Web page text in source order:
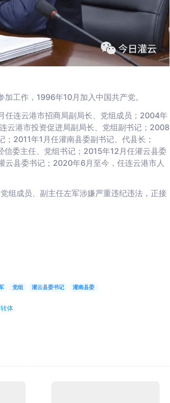
工作，1996年10月加入中国共产党。
任连云港市招商局副局长、党组成员；2004年
云港市投资促进局副局长、党组副书记；2008
2011年1月任灌南县委副书记、代县长；
委主任、党组书记；2015年12月任灌云县委
县委书记；2020年6月至今，任连云港市人
组成员、副主任左军涉嫌严重违纪违法，正接
党组 灌云县委书记 灌南县委
体